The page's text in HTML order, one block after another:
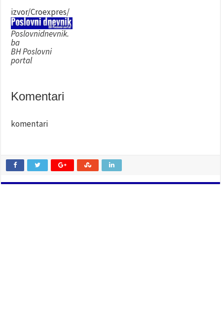
izvor/Croexpres/
Poslovnidnevnik.
ba
BH Poslovni
portal
Komentari
komentari